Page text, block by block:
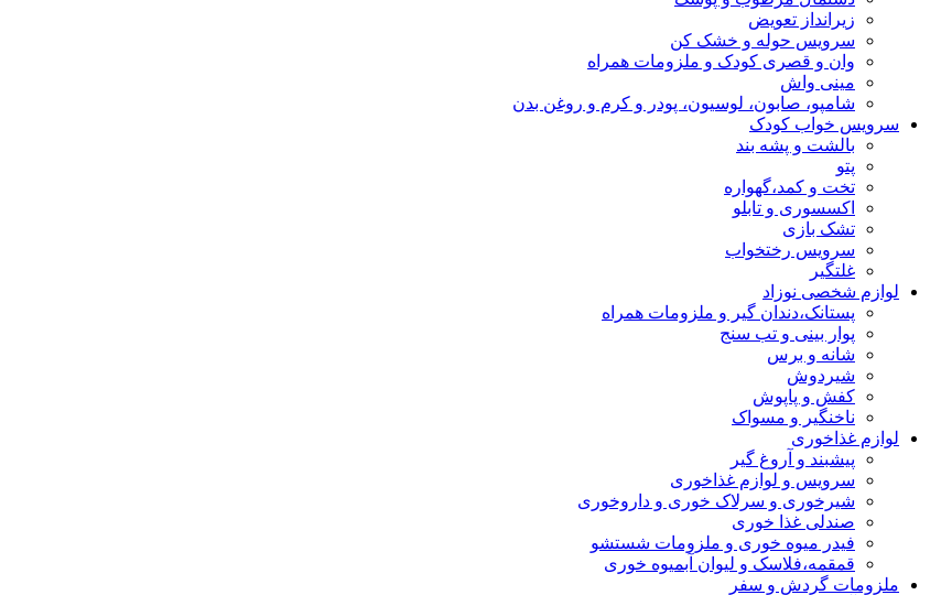
زیرانداز تعویض
سرویس حوله و خشک کن
وان و قصری کودک و ملزومات همراه
مینی واش
شامپو، صابون، لوسیون، پودر و کرم و روغن بدن
سرویس خواب کودک
بالشت و پشه بند
پتو
تخت و کمد،گهواره
اکسسوری و تابلو
تشک بازی
سرویس رختخواب
غلتگیر
لوازم شخصی نوزاد
پستانک،دندان گیر و ملزومات همراه
پوار بینی و تب سنج
شانه و برس
شیردوش
کفش و پاپوش
ناخنگیر و مسواک
لوازم غذاخوری
پیشبند و آروغ گیر
سرویس و لوازم غذاخوری
شیرخوری و سرلاک خوری و داروخوری
صندلی غذا خوری
فیدر میوه خوری و ملزومات شستشو
قمقمه،فلاسک و لیوان آبمیوه خوری
ملزومات گردش و سفر